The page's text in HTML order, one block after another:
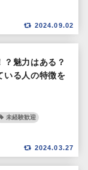
2024.09.02
？魅力はある？
いる人の特徴を
未経験歓迎
2024.03.27